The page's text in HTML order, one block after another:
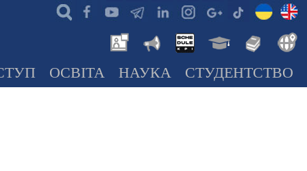
ОСВІТА НАУКА СТУДЕНТСТВО